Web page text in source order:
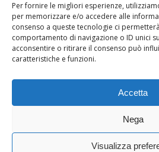
Per fornire le migliori esperienze,
per memorizzare e/o accedere alle
consenso a queste tecnologie ci
comportamento di navigazione o ID unici
acconsentire o ritirare il consenso può
caratteristiche e funzioni.
Accetta
Nega
Visualizza